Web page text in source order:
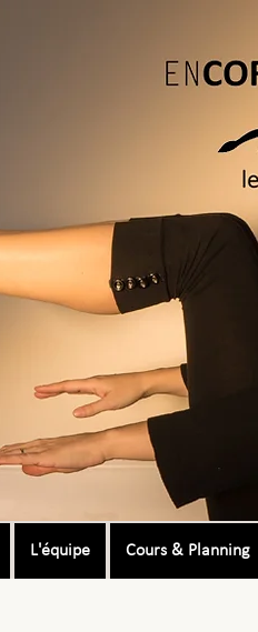
L'équipe Cours & Planning